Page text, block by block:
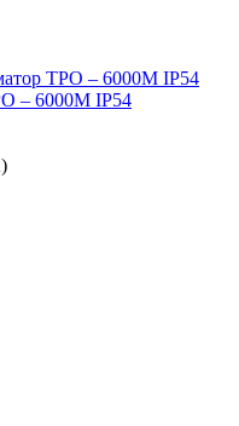
– 6000М IP54